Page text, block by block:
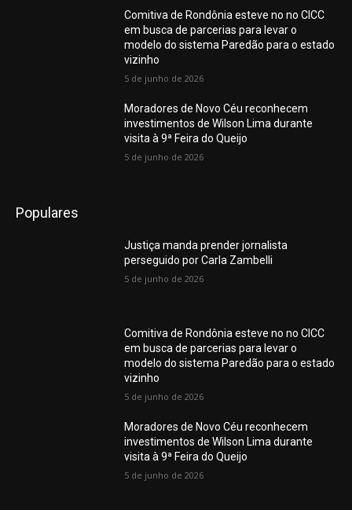
Comitiva de Rondônia esteve no no CICC
em busca de parcerias para levar o
modelo do sistema Paredão para o estado
vizinho
5 de junho de 2026
Moradores de Novo Céu reconhecem
investimentos de Wilson Lima durante
visita à 9ª Feira do Queijo
5 de junho de 2026
Populares
Justiça manda prender jornalista
perseguido por Carla Zambelli
5 de junho de 2026
Comitiva de Rondônia esteve no no CICC
em busca de parcerias para levar o
modelo do sistema Paredão para o estado
vizinho
5 de junho de 2026
Moradores de Novo Céu reconhecem
investimentos de Wilson Lima durante
visita à 9ª Feira do Queijo
5 de junho de 2026